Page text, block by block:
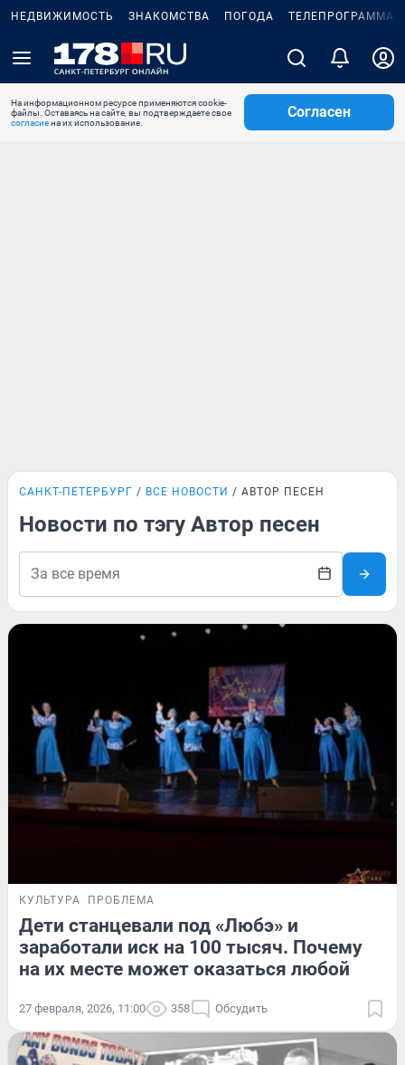
НЕДВИЖИМОСТЬ ЗНАКОМСТВА ПОГОДА ТЕЛЕПРОГРАММА
На информационном ресурсе применяются cookie-
файлы. Оставаясь на сайте, вы подтверждаете свое
согласиена их использование.
Согласен
САНКТ-ПЕТЕРБУРГ ВСЕ НОВОСТИ АВТОР ПЕСЕН
Новости по тэгу Автор песен
КУЛЬТУРА ПРОБЛЕМА
Дети станцевали под «Любэ» и
заработали иск на 100 тысяч. Почему
на их месте может оказаться любой
27 февраля, 2026, 11:00 358 Обсудить